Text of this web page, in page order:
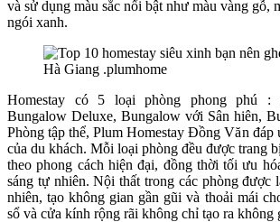
và sử dụng màu sắc nổi bật như màu vàng gỗ,
ngói xanh.
Homestay có 5 loại phòng phong phú :
Bungalow Deluxe, Bungalow với Sân hiên,
Phòng tập thể, Plum Homestay Đồng Văn đáp
của du khách. Mỗi loại phòng đều được trang
theo phong cách hiện đại, đồng thời tối ưu
sáng tự nhiên. Nội thất trong các phòng được
nhiên, tạo không gian gần gũi và thoải mái
sổ và cửa kính rộng rãi không chỉ tạo ra không